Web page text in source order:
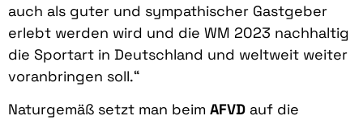
auch als guter und sympathischer Gastgeber
erlebt werden wird und die WM 2023 nachhaltig
die Sportart in Deutschland und weltweit weiter
voranbringen soll.“
Naturgemäß setzt man beim AFVD auf die